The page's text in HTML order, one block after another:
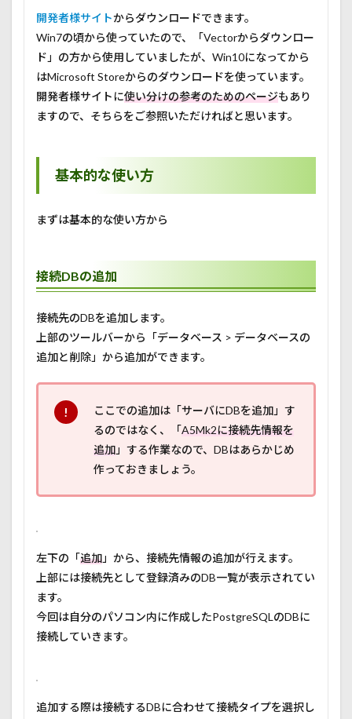
開発者様サイトからダウンロードできます。
Win7の頃から使っていたので、「Vectorからダウンロー
ド」の方から使用していましたが、Win10になってから
はMicrosoft Storeからのダウンロードを使っています。
開発者様サイトに使い分けの参考のためのページもあり
ますので、そちらをご参照いただければと思います。
基本的な使い方
まずは基本的な使い方から
接続DBの追加
接続先のDBを追加します。
上部のツールバーから「データベース > データベースの
追加と削除」から追加ができます。
ここでの追加は「サーバにDBを追加」す
るのではなく、「A5Mk2に接続先情報を
追加」する作業なので、DBはあらかじめ
作っておきましょう。
左下の「追加」から、接続先情報の追加が行えます。
上部には接続先として登録済みのDB一覧が表示されてい
ます。
今回は自分のパソコン内に作成したPostgreSQLのDBに
接続していきます。
追加する際は接続するDBに合わせて接続タイプを選択し